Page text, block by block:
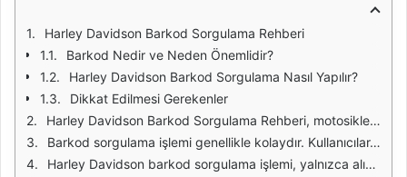
Harley Davidson Barkod Sorgulama Rehberi
Barkod Nedir ve Neden Önemlidir?
Harley Davidson Barkod Sorgulama Nasıl Yapılır?
Dikkat Edilmesi Gerekenler
Harley Davidson Barkod Sorgulama Rehberi, motosiklet tutkunları için önemli bir araçtır. Bu rehber, kullanıcıların Harley Davidson motosikletlerinin kimlik bilgilerini doğrulamalarını ve geçmişlerini incelemelerini sağlar. Barkod sorgulama işlemi, motosikletin üretim yılı, modeli, motor numarası ve diğer teknik özellikleri hakkında detaylı bilgiler sunar. Bu bilgiler, potansiyel alıcılar için büyük bir avantaj sağlar, çünkü bir motosikletin gerçek durumunu anlamalarına yardımcı olur.
Barkod sorgulama işlemi genellikle kolaydır. Kullanıcılar, motosikletlerinin barkodunu bir tarayıcı veya akıllı telefon ile tarayarak ilgili bilgilere ulaşabilirler. Barkod, motosikletin üzerine yerleştirilmiş olan ve üretim sürecinde oluşturulan benzersiz bir kimlik numarasını içerir. Bu numara, motosikletin tüm tarihçesini takip etmek için kullanılır, bu da alıcıların daha bilinçli kararlar vermesine yardımcı olur.
Harley Davidson barkod sorgulama işlemi, yalnızca alıcılar için değil, aynı zamanda satıcılar için de faydalıdır. Satıcılar, motosikletlerinin geçmişini ve teknik özelliklerini belgeleyerek güvenilirliklerini artırabilirler. Bu, potansiyel alıcıların daha fazla güven duymasını sağlar ve motosikletin daha hızlı bir şekilde satılmasına yardımcı olabilir. Ayrıca, satıcılar, motosikletleri hakkında doğru bilgi verdiklerinde, olası sorunların önüne geçmiş olurlar.